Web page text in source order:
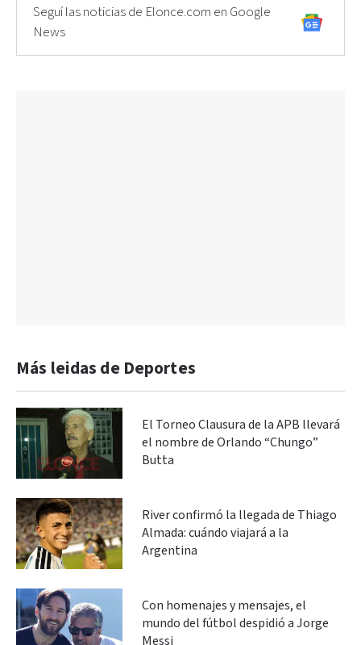
Seguí las noticias de Elonce.com en Google
News
Más leidas de Deportes
El Torneo Clausura de la APB llevará
el nombre de Orlando “Chungo”
Butta
River confirmó la llegada de Thiago
Almada: cuándo viajará a la
Argentina
Con homenajes y mensajes, el
mundo del fútbol despidió a Jorge
Messi